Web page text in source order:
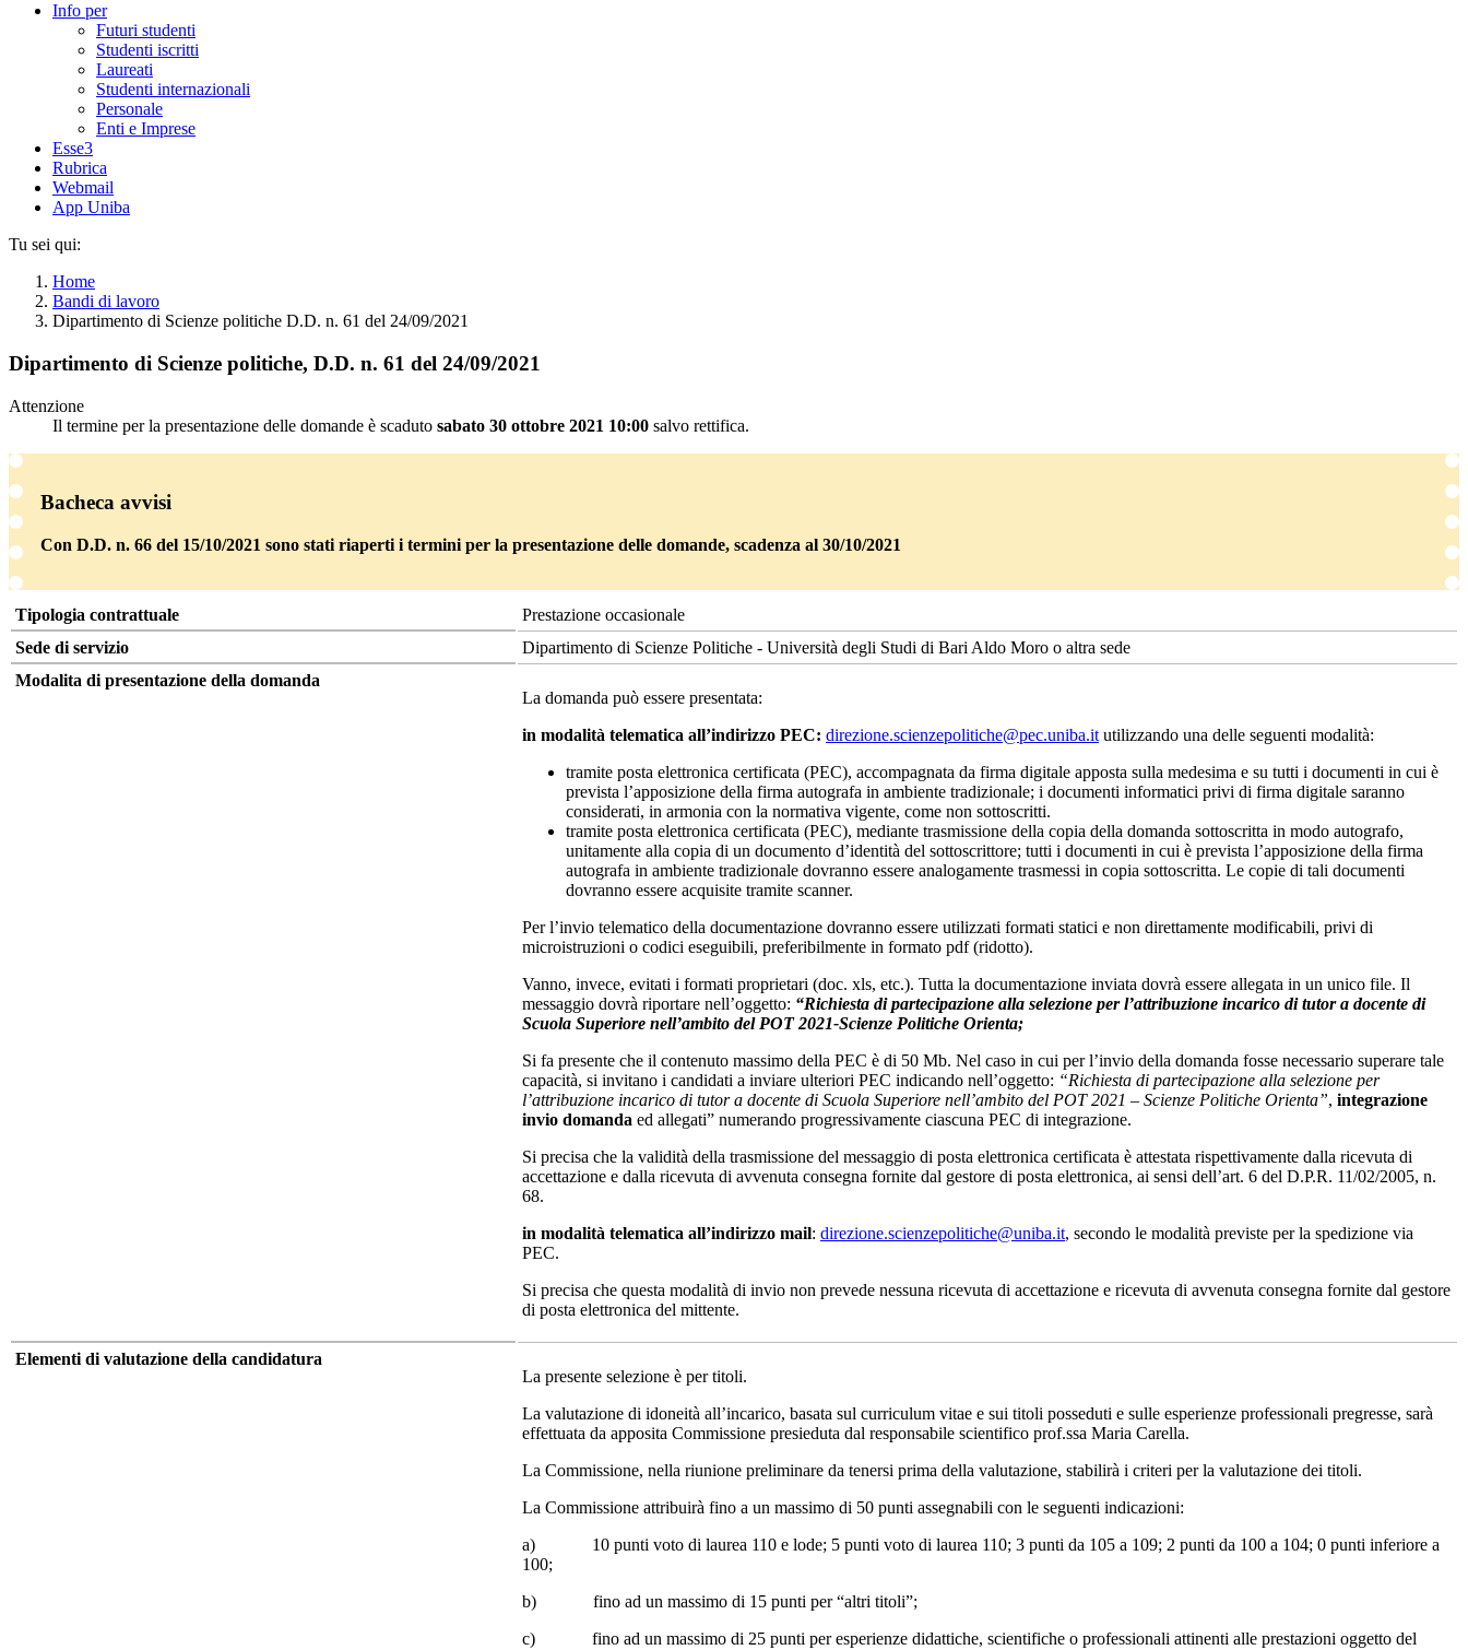
Info per
Futuri studenti
Studenti iscritti
Laureati
Studenti internazionali
Personale
Enti e Imprese
Esse3
Rubrica
Webmail
App Uniba
Tu sei qui:
Home
Bandi di lavoro
Dipartimento di Scienze politiche D.D. n. 61 del 24/09/2021
Dipartimento di Scienze politiche, D.D. n. 61 del 24/09/2021
Attenzione
Il termine per la presentazione delle domande è scaduto sabato 30 ottobre 2021 10:00 salvo rettifica.
Bacheca avvisi
Con D.D. n. 66 del 15/10/2021 sono stati riaperti i termini per la presentazione delle domande, scadenza al 30/10/2021
Tipologia contrattuale
Prestazione occasionale
Sede di servizio
Dipartimento di Scienze Politiche - Università degli Studi di Bari Aldo Moro o altra sede
Modalita di presentazione della domanda
La domanda può essere presentata:
in modalità telematica all’indirizzo PEC: direzione.scienzepolitiche@pec.uniba.it utilizzando una delle seguenti modalità:
tramite posta elettronica certificata (PEC), accompagnata da firma digitale apposta sulla medesima e su tutti i documenti in cui è
prevista l’apposizione della firma autografa in ambiente tradizionale; i documenti informatici privi di firma digitale saranno
considerati, in armonia con la normativa vigente, come non sottoscritti.
tramite posta elettronica certificata (PEC), mediante trasmissione della copia della domanda sottoscritta in modo autografo,
unitamente alla copia di un documento d’identità del sottoscrittore; tutti i documenti in cui è prevista l’apposizione della firma
autografa in ambiente tradizionale dovranno essere analogamente trasmessi in copia sottoscritta. Le copie di tali documenti
dovranno essere acquisite tramite scanner.
Per l’invio telematico della documentazione dovranno essere utilizzati formati statici e non direttamente modificabili, privi di
microistruzioni o codici eseguibili, preferibilmente in formato pdf (ridotto).
Vanno, invece, evitati i formati proprietari (doc. xls, etc.). Tutta la documentazione inviata dovrà essere allegata in un unico file. Il
messaggio dovrà riportare nell’oggetto: “Richiesta di partecipazione alla selezione per l’attribuzione incarico di tutor a docente di
Scuola Superiore nell’ambito del POT 2021-Scienze Politiche Orienta;
Si fa presente che il contenuto massimo della PEC è di 50 Mb. Nel caso in cui per l’invio della domanda fosse necessario superare tale
capacità, si invitano i candidati a inviare ulteriori PEC indicando nell’oggetto: “Richiesta di partecipazione alla selezione per
l’attribuzione incarico di tutor a docente di Scuola Superiore nell’ambito del POT 2021 – Scienze Politiche Orienta”, integrazione
invio domanda ed allegati” numerando progressivamente ciascuna PEC di integrazione.
Si precisa che la validità della trasmissione del messaggio di posta elettronica certificata è attestata rispettivamente dalla ricevuta di
accettazione e dalla ricevuta di avvenuta consegna fornite dal gestore di posta elettronica, ai sensi dell’art. 6 del D.P.R. 11/02/2005, n.
68.
in modalità telematica all’indirizzo mail: direzione.scienzepolitiche@uniba.it, secondo le modalità previste per la spedizione via
PEC.
Si precisa che questa modalità di invio non prevede nessuna ricevuta di accettazione e ricevuta di avvenuta consegna fornite dal gestore
di posta elettronica del mittente.
Elementi di valutazione della candidatura
La presente selezione è per titoli.
La valutazione di idoneità all’incarico, basata sul curriculum vitae e sui titoli posseduti e sulle esperienze professionali pregresse, sarà
effettuata da apposita Commissione presieduta dal responsabile scientifico prof.ssa Maria Carella.
La Commissione, nella riunione preliminare da tenersi prima della valutazione, stabilirà i criteri per la valutazione dei titoli.
La Commissione attribuirà fino a un massimo di 50 punti assegnabili con le seguenti indicazioni:
a) 10 punti voto di laurea 110 e lode; 5 punti voto di laurea 110; 3 punti da 105 a 109; 2 punti da 100 a 104; 0 punti inferiore a
100;
b) fino ad un massimo di 15 punti per “altri titoli”;
c) fino ad un massimo di 25 punti per esperienze didattiche, scientifiche o professionali attinenti alle prestazioni oggetto del